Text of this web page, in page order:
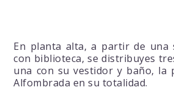
En planta alta, a partir de una
con biblioteca, se distribuyes
una con su vestidor y baño, la
Alfombrada en su totalidad.